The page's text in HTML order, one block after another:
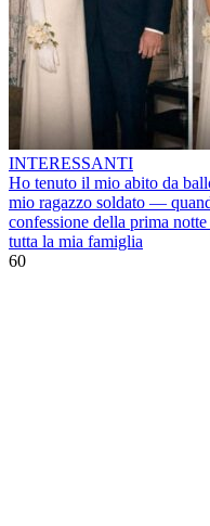
INTERESSANTI
Ho tenuto il mio abito da
mio ragazzo soldato —
confessione della prima
tutta la mia famiglia
60